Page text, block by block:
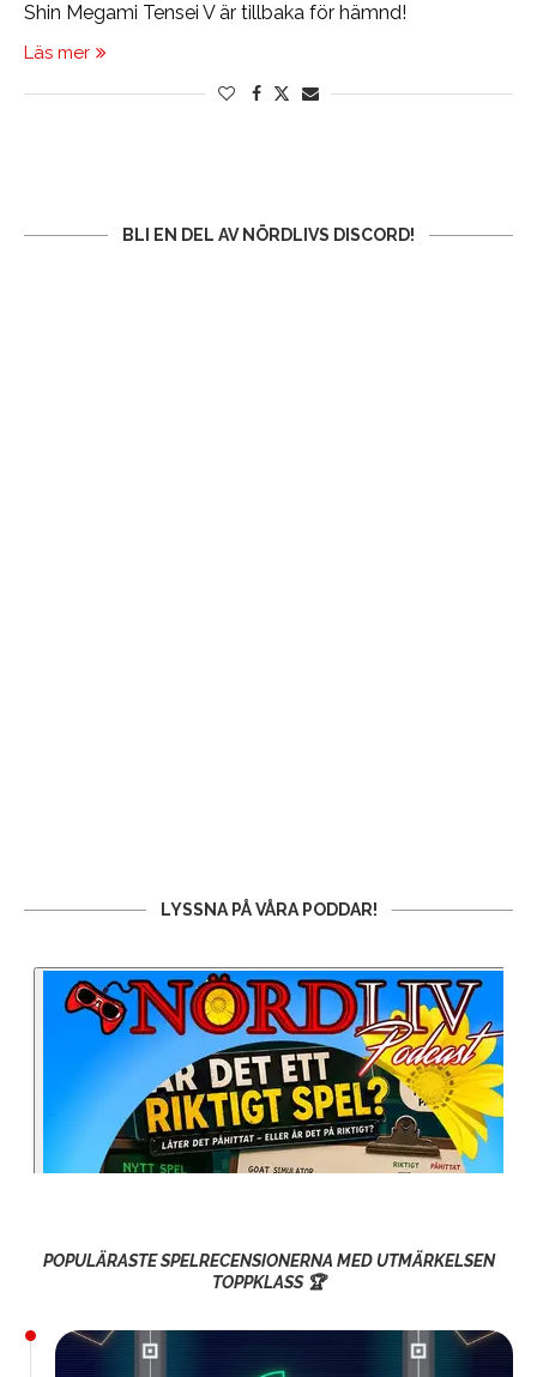
Shin Megami Tensei V är tillbaka för hämnd!
Läs mer
BLI EN DEL AV NÖRDLIVS DISCORD!
LYSSNA PÅ VÅRA PODDAR!
POPULÄRASTE SPELRECENSIONERNA MED UTMÄRKELSEN
TOPPKLASS 🏆